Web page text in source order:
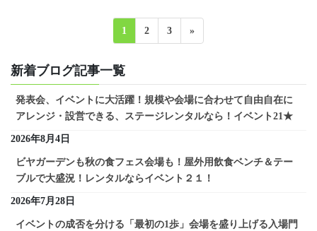
稿
の
ペ
ー
送
り
固
定
ペ
ー
ジ
1
固
定
ジ
2
固
定
ジ
3 »
新着ブログ記事一覧
発表会、イベントに大活躍！規模や会場に合わせて自由自在に
アレンジ・設営できる、ステージレンタルなら！イベント21★
2026年8月4日
ビヤガーデンも秋の食フェス会場も！屋外用飲食ベンチ＆テー
ブルで大盛況！レンタルならイベント２１！
2026年7月28日
イベントの成否を分ける「最初の1歩」会場を盛り上げる入場門